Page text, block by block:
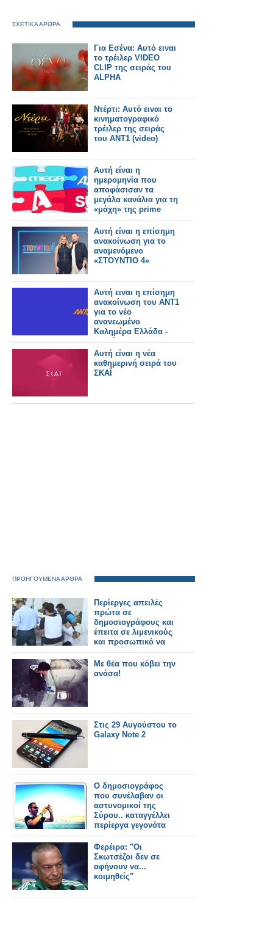
ΣΧΕΤΙΚΑ ΑΡΘΡΑ
Για Εσένα: Αυτό ειναι
το τρέιλερ VIDEO
CLIP της σειράς του
ALPHA
Ντέρτι: Αυτό ειναι το
κινηματογραφικό
τρέιλερ της σειράς
του ΑΝΤ1 (video)
Αυτή είναι η
ημερομηνία που
αποφάσισαν τα
μεγάλα κανάλια για τη
«μάχη» της prime
time
Αυτή είναι η επίσημη
ανακοίνωση για το
αναμενόμενο
«ΣΤΟΥΝΤΙΟ 4»
Αυτή ειναι η επίσημη
ανακοίνωση του ΑΝΤ1
για το νέο
ανανεωμένο
Καλημέρα Ελλάδα -
Αυτοί θα το
παρουσιάζουν
Αυτή είναι η νέα
καθημερινή σειρά του
ΣΚΑΪ
ΠΡΟΗΓΟΥΜΕΝΑ ΑΡΘΡΑ
Περίεργες απειλές
πρώτα σε
δημοσιογράφους και
έπειτα σε λιμενικούς
και προσωπικό να
μην βγάλουν
φωτογραφία το ορκ.
Τι συμβαίνει κύριοι;
Με θέα που κόβει την
ανάσα!
Στις 29 Αυγούστου το
Galaxy Note 2
Ο δημοσιογράφος
που συνέλαβαν οι
αστυνομικοί της
Σύρου.. καταγγέλλει
περίεργα γεγονότα
στο Α/Τ
Σύρου.."Έδειχναν
υπερβολική
ευαισθησία για τον
Πακιστανό"…
Φερέιρα: "Οι
Σκωτσέζοι δεν σε
αφήνουν να...
κοιμηθείς"